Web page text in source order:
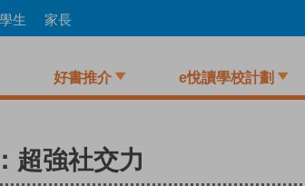
生 家長
好書推介 e悅讀學校計劃
超強社交力